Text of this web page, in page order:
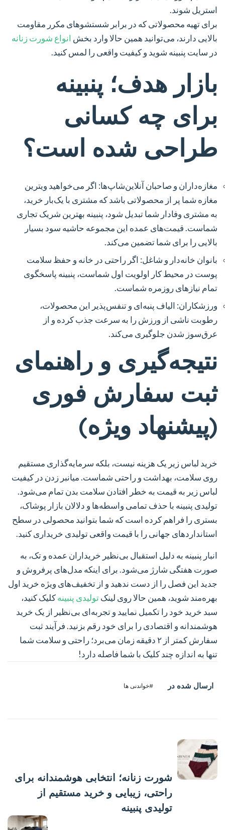
استریل شوند.
برای تهیه محصولاتی که در برابر شستشوهای مکرر مقاومت
بالایی دارند، می‌توانید همین حالا وارد بخش انواع شورت زنانه
در سایت پنبینه شوید و کیفیت واقعی را لمس کنید.
بازار هدف؛ پنبینه
برای چه کسانی
طراحی شده است؟
مغازه‌داران و صاحبان آنلاین‌شاپ‌ها: اگر می‌خواهید ویترین
مغازه شما پر از محصولاتی باشد که مشتری با یک‌بار خرید،
به مشتری وفادار شما تبدیل شود، پنبینه بهترین شریک تجاری
شماست. قیمت‌های عمده این مجموعه حاشیه سود بسیار
بالایی را برای شما تضمین می‌کند.
بانوان خانه‌دار و شاغل: اگر راحتی در خانه و حفظ سلامت
پوست در محیط کار اولویت اول شماست، پنبینه پاسخگوی
تمام نیازهای روزمره شماست.
ورزشکاران: الیاف پنبه‌ای و تنفس‌پذیر این محصولات،
رطوبت ناشی از ورزش را به سرعت جذب کرده و از
عرق‌سوز شدن جلوگیری می‌کند.
نتیجه‌گیری و راهنمای
ثبت سفارش فوری
(پیشنهاد ویژه)
خرید لباس زیر یک هزینه نیست، بلکه سرمایه‌گذاری مستقیم
روی سلامت، بهداشت و راحتی شماست. میانبر زدن در کیفیت
لباس زیر به قیمت به خطر افتادن سلامت بدن تمام می‌شود.
تولیدی پنبینه با حذف تمامی واسطه‌ها و دلالان بازار پوشاک،
بستری را فراهم کرده است که شما بتوانید محصولی در سطح
استانداردهای جهانی را با قیمت واقعی تولیدی خریداری کنید.
انبار پنبینه به دلیل استقبال بی‌نظیر خریداران عمده و تک، به
صورت هفتگی شارژ می‌شود. برای اینکه مدل‌های پرفروش و
جدید این فصل را از دست ندهید و از تخفیف‌های ویژه خرید اول
بهره‌مند شوید، همین حالا روی لینکتولیدی پنبینهکلیک کنید،
سبد خرید خود را تکمیل نمایید و تجربه‌ای بی‌نظیر از یک خرید
هوشمندانه و اقتصادی را برای خود رقم بزنید. فرآیند ثبت
سفارش کمتر از ۲ دقیقه زمان می‌برد؛ راحتی و سلامت شما
تنها به اندازه چند کلیک با شما فاصله دارد!
ارسال شده در #خواندنی ها
شورت زنانه؛ انتخابی هوشمندانه برای
راحتی، زیبایی و خرید مستقیم از
تولیدی پنبینه